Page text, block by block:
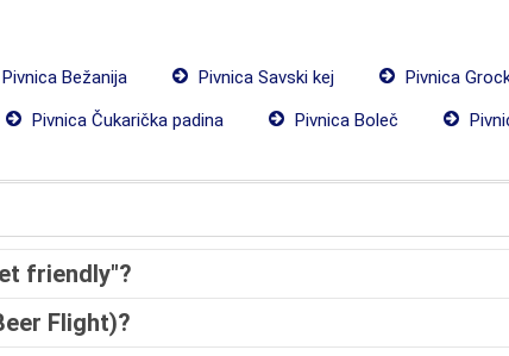
Pivnica Bežanija Pivnica Savski kej
Pivnica
Pivnica Čukarička padina Pivnica Boleč
friendly"?
Flight)?